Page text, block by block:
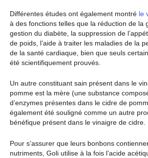
Différentes études ont également montré le
à des fonctions telles que la réduction de la
gestion du diabète, la suppression de
de poids, l’aide à traiter les maladies de la
de la santé cardiaque, bien que seuls
été scientifiquement prouvés.
Un autre constituant sain présent dans le
pomme est la mère (une substance
d’enzymes présentes dans le cidre de
également été souligné comme un autre
bénéfique présent dans le vinaigre de cidre.
Pour s’assurer que leurs bonbons
nutriments, Goli utilise à la fois l’acide